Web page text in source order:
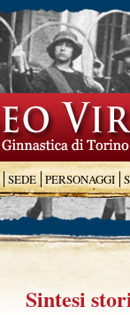
SEDE PERSONAGGI
Sintesi